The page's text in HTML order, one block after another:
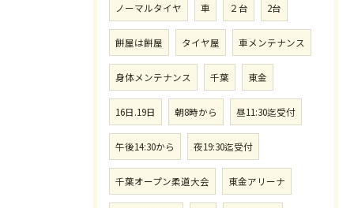
ノーマルタイヤ 車 ２台 2台
餅屋は餅屋 タイヤ屋 車メンテナンス
身体メンテナンス 千葉 東金
16日.19日 朝8時から 昼11:30迄受付
午後14:30から 夜19:30迄受付
千葉オープン柔道大会 東金アリーナ